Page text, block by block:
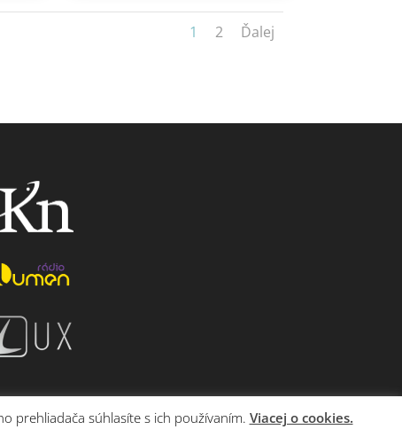
1 2 Ďalej
prehliadača súhlasíte s ich používaním. Viacej o cookies.